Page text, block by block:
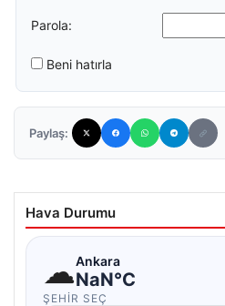
Parola:
Beni hatırla
Paylaş:
Hava Durumu
☁Ankara
NaN°C
ŞEHIR SEÇ